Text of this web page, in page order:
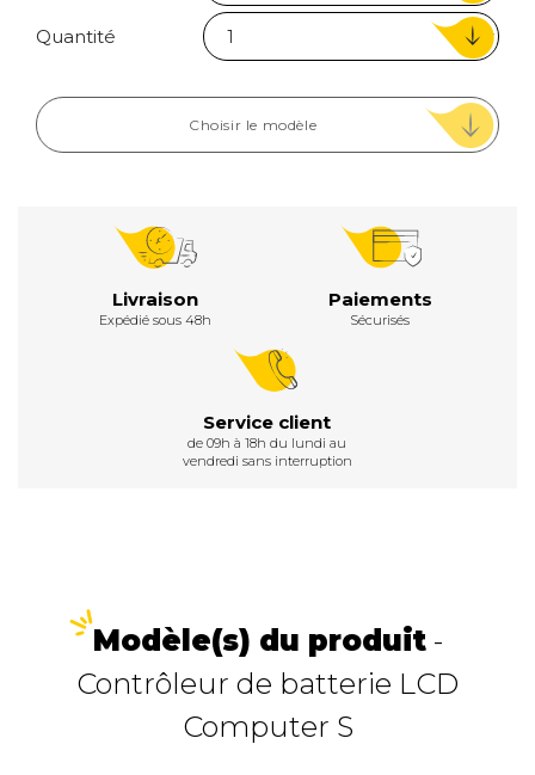
Quantité
Choisir le modèle
Livraison
Expédié sous 48h
Paiements
Sécurisés
Service client
de 09h à 18h du lundi au
vendredi sans interruption
Modèle(s) du produit-
Contrôleur de batterie LCD
Computer S